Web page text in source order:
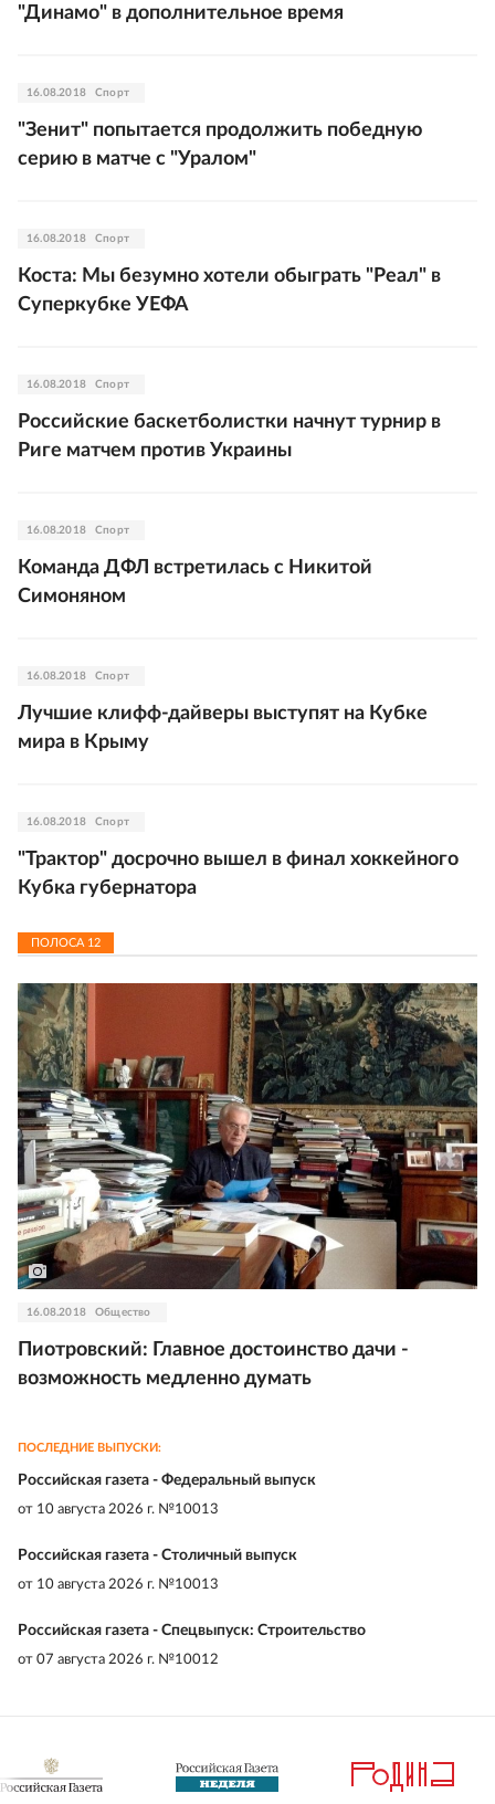
"Динамо" в дополнительное время
16.08.2018 Спорт
"Зенит" попытается продолжить победную
серию в матче с "Уралом"
16.08.2018 Спорт
Коста: Мы безумно хотели обыграть "Реал" в
Суперкубке УЕФА
16.08.2018 Спорт
Российские баскетболистки начнут турнир в
Риге матчем против Украины
16.08.2018 Спорт
Команда ДФЛ встретилась с Никитой
Симоняном
16.08.2018 Спорт
Лучшие клифф-дайверы выступят на Кубке
мира в Крыму
16.08.2018 Спорт
"Трактор" досрочно вышел в финал хоккейного
Кубка губернатора
ПОЛОСА 12
16.08.2018 Общество
Пиотровский: Главное достоинство дачи -
возможность медленно думать
ПОСЛЕДНИЕ ВЫПУСКИ:
Российская газета - Федеральный выпуск
от 10 августа 2026 г. №10013
Российская газета - Столичный выпуск
от 10 августа 2026 г. №10013
Российская газета - Спецвыпуск: Строительство
от 07 августа 2026 г. №10012